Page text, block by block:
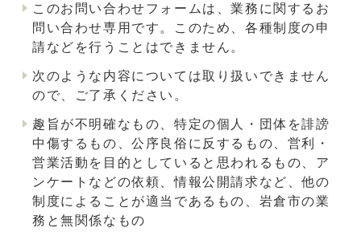
このお問い合わせフォームは、業務に関するお
問い合わせ専用です。このため、各種制度の申
請などを行うことはできません。
次のような内容については取り扱いできません
ので、ご了承ください。
趣旨が不明確なもの、特定の個人・団体を誹謗
中傷するもの、公序良俗に反するもの、営利・
営業活動を目的としていると思われるもの、ア
ンケートなどの依頼、情報公開請求など、他の
制度によることが適当であるもの、岩倉市の業
務と無関係なもの